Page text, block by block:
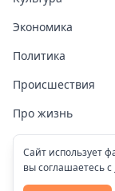
Экономика
Политика
Происшествия
Про жизнь
Здоровье
COVID-19
Сайт использует
вы соглашаетесь с